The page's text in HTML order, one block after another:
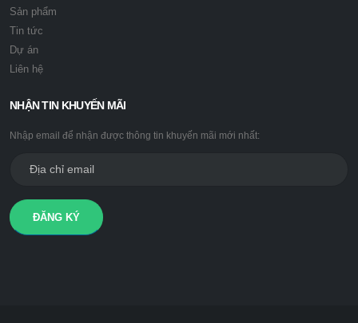
Sản phẩm
Tin tức
Dự án
Liên hệ
NHẬN TIN KHUYẾN MÃI
Nhập email để nhận được thông tin khuyến mãi mới nhất:
ĐĂNG KÝ